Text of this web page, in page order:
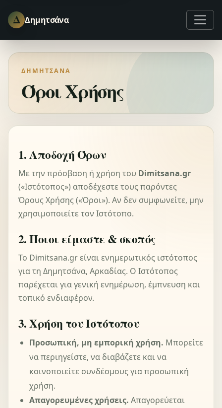
Δ Δημητσάνα
ΔΗΜΗΤΣΆΝΑ
Όροι Χρήσης
1. Αποδοχή Όρων
Με την πρόσβαση ή χρήση του Dimitsana.gr
(«Ιστότοπος») αποδέχεστε τους παρόντες
Όρους Χρήσης («Όροι»). Αν δεν συμφωνείτε, μην
χρησιμοποιείτε τον Ιστότοπο.
2. Ποιοι είμαστε & σκοπός
Το Dimitsana.gr είναι ενημερωτικός ιστότοπος
για τη Δημητσάνα, Αρκαδίας. Ο Ιστότοπος
παρέχεται για γενική ενημέρωση, έμπνευση και
τοπικό ενδιαφέρον.
3. Χρήση του Ιστότοπου
Προσωπική, μη εμπορική χρήση. Μπορείτε
να περιηγείστε, να διαβάζετε και να
κοινοποιείτε συνδέσμους για προσωπική
χρήση.
Απαγορευμένες χρήσεις. Απαγορεύεται